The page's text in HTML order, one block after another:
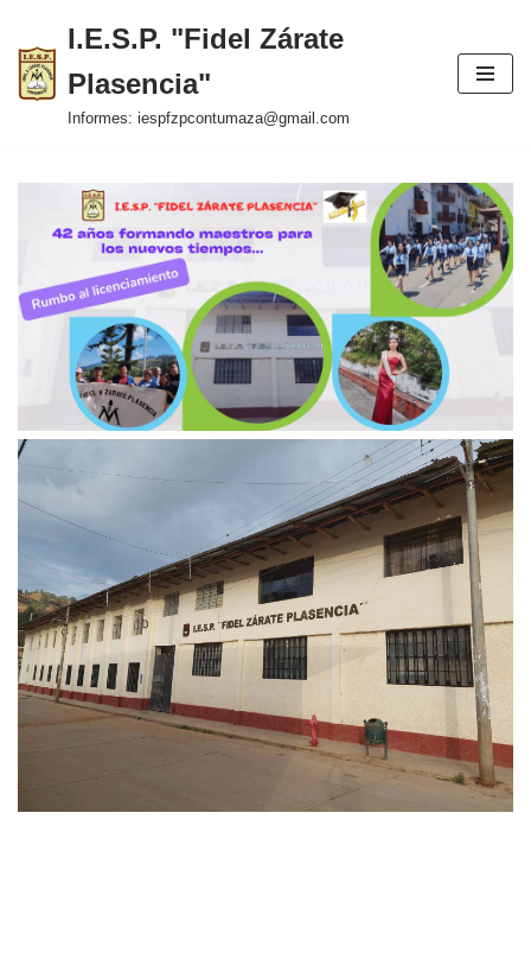
Saltar
al
contenido
I.E.S.P. "Fidel Zárate
Plasencia"
Informes: iespfzpcontumaza@gmail.com